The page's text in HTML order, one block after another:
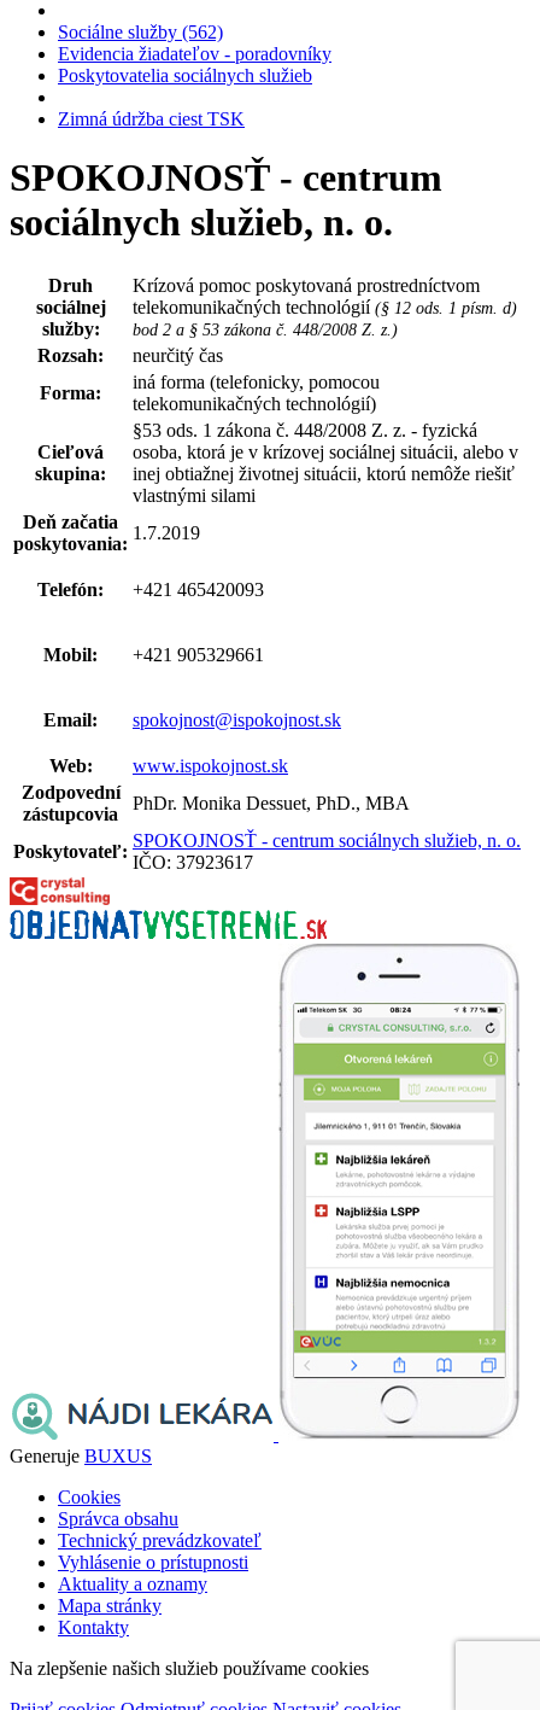
Sociálne služby (562)
Evidencia žiadateľov - poradovníky
Poskytovatelia sociálnych služieb
Zimná údržba ciest TSK
SPOKOJNOSŤ - centrum
sociálnych služieb, n. o.
Druh
sociálnej
služby:
Krízová pomoc poskytovaná prostredníctvom
telekomunikačných technológií (§ 12 ods. 1 písm. d)
bod 2 a § 53 zákona č. 448/2008 Z. z.)
Rozsah:
neurčitý čas
Forma:
iná forma (telefonicky, pomocou
telekomunikačných technológií)
Cieľová
skupina:
§53 ods. 1 zákona č. 448/2008 Z. z. - fyzická
osoba, ktorá je v krízovej sociálnej situácii, alebo v
inej obtiažnej životnej situácii, ktorú nemôže riešiť
vlastnými silami
Deň začatia
poskytovania:
1.7.2019
Telefón: +421 465420093
Mobil: +421 905329661
Email: spokojnost@ispokojnost.sk
Web:
www.ispokojnost.sk
Zodpovední
zástupcovia
PhDr. Monika Dessuet, PhD., MBA
Poskytovateľ:
SPOKOJNOSŤ - centrum sociálnych služieb, n. o.
IČO: 37923617
Generuje BUXUS
Cookies
Správca obsahu
Technický prevádzkovateľ
Vyhlásenie o prístupnosti
Aktuality a oznamy
Mapa stránky
Kontakty
Na zlepšenie našich služieb používame cookies